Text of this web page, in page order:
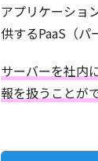
アプリケーショ
供するPaaS（パ
サーバーを社内
報を扱うことが